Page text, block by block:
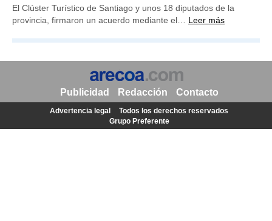
El Clúster Turístico de Santiago y unos 18 diputados de la
provincia, firmaron un acuerdo mediante el… Leer más
Publicidad Redacción Contacto
Advertencia legal
Todos los derechos reservados
Grupo Preferente